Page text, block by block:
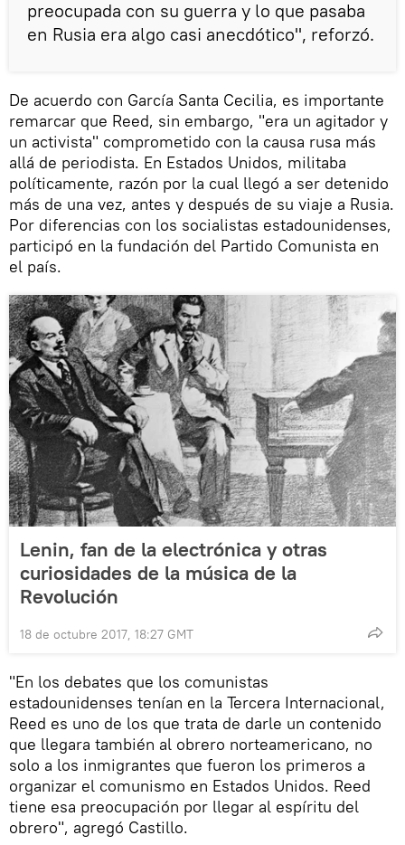
preocupada con su guerra y lo que pasaba
en Rusia era algo casi anecdótico", reforzó.
De acuerdo con García Santa Cecilia, es importante
remarcar que Reed, sin embargo, "era un agitador y
un activista" comprometido con la causa rusa más
allá de periodista. En Estados Unidos, militaba
políticamente, razón por la cual llegó a ser detenido
más de una vez, antes y después de su viaje a Rusia.
Por diferencias con los socialistas estadounidenses,
participó en la fundación del Partido Comunista en
el país.
Lenin, fan de la electrónica y otras
curiosidades de la música de la
Revolución
18 de octubre 2017, 18:27 GMT
"En los debates que los comunistas
estadounidenses tenían en la Tercera Internacional,
Reed es uno de los que trata de darle un contenido
que llegara también al obrero norteamericano, no
solo a los inmigrantes que fueron los primeros a
organizar el comunismo en Estados Unidos. Reed
tiene esa preocupación por llegar al espíritu del
obrero", agregó Castillo.